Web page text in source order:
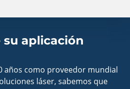
su aplicación
años como proveedor mundial
láser, sabemos que